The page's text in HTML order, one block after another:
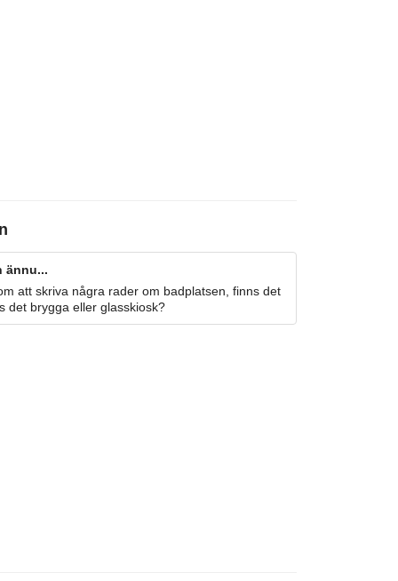
ännu...
att skriva några rader om badplatsen, finns det
det brygga eller glasskiosk?